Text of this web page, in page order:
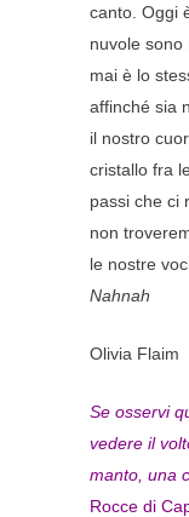
canto. Oggi
nuvole sono
mai è lo
affinché sia
il nostro
cristallo fra
passi che ci
non
le nostre
Nahnah
Olivia Flaim
Se osservi
vedere il
manto, una
Rocce di